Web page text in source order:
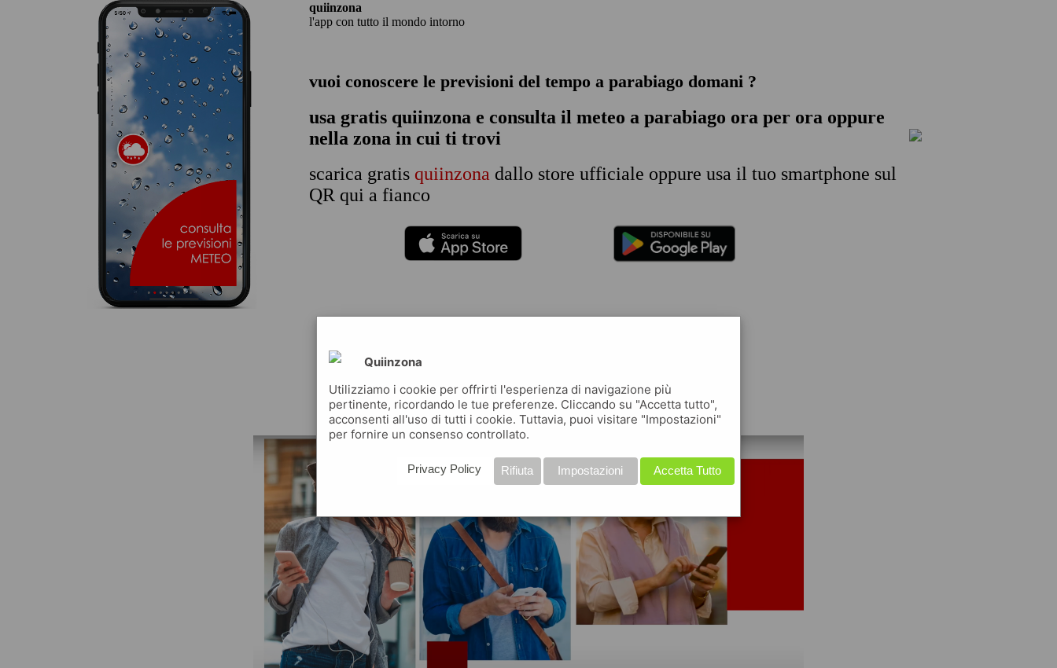
quiinzona
l'app con tutto il mondo intorno
vuoi conoscere le previsioni del tempo a parabiago domani ?
usa gratis quiinzona e consulta il meteo a parabiago ora per ora oppure
nella zona in cui ti trovi
scarica gratis quiinzona dallo store ufficiale oppure usa il tuo smartphone sul
QR qui a fianco
Quiinzona
Utilizziamo i cookie per offrirti l'esperienza di navigazione più
pertinente, ricordando le tue preferenze. Cliccando su "Accetta tutto",
acconsenti all'uso di tutti i cookie. Tuttavia, puoi visitare "Impostazioni"
per fornire un consenso controllato.
Accetta Tutto
Impostazioni
Rifiuta
Privacy Policy